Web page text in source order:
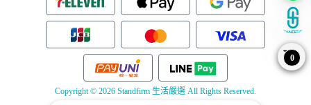
Copyright © 2026 Standfirm 生活嚴選 All Rights Reserved.
0